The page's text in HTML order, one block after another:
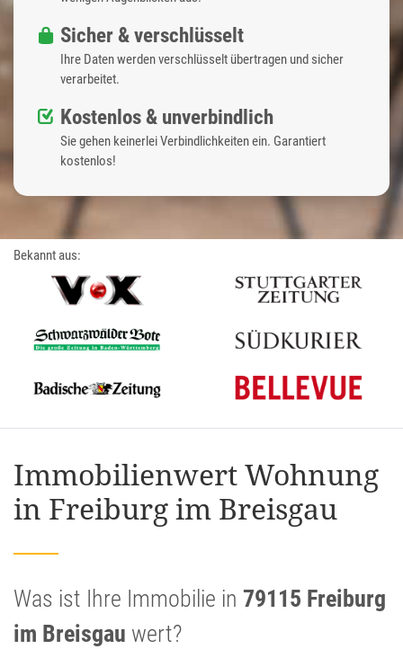
Sicher & verschlüsselt
Ihre Daten werden verschlüsselt übertragen und sicher
verarbeitet.
Kostenlos & unverbindlich
Sie gehen keinerlei Verbindlichkeiten ein. Garantiert
kostenlos!
Bekannt aus:
Immobilienwert Wohnung
in Freiburg im Breisgau
Was ist Ihre Immobilie in 79115 Freiburg
im Breisgau wert?